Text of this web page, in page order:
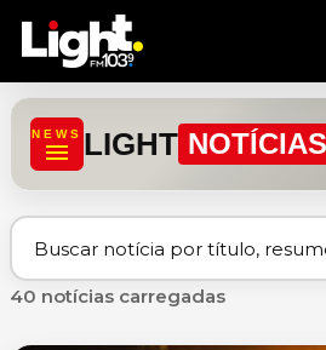
content
NEWS LIGHT NOTÍCIAS
40 notícias carregadas